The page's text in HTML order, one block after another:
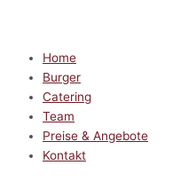
Home
Burger
Catering
Team
Preise & Angebote
Kontakt